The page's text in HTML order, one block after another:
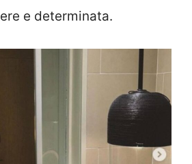
e determinata.